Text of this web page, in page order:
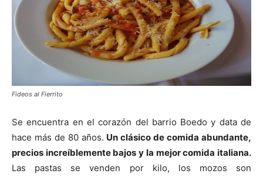
Fideos al Fierrito
Se encuentra en el corazón del barrio Boedo y data de
hace más de 80 años. Un clásico de comida abundante,
precios increíblemente bajos y la mejor comida italiana.
Las pastas se venden por kilo, los mozos son